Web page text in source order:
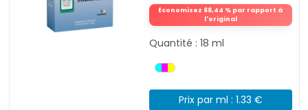
Économisez 88,44 % par rapport à
l'original
Quantité : 18 ml
Prix par ml : 1.33 €